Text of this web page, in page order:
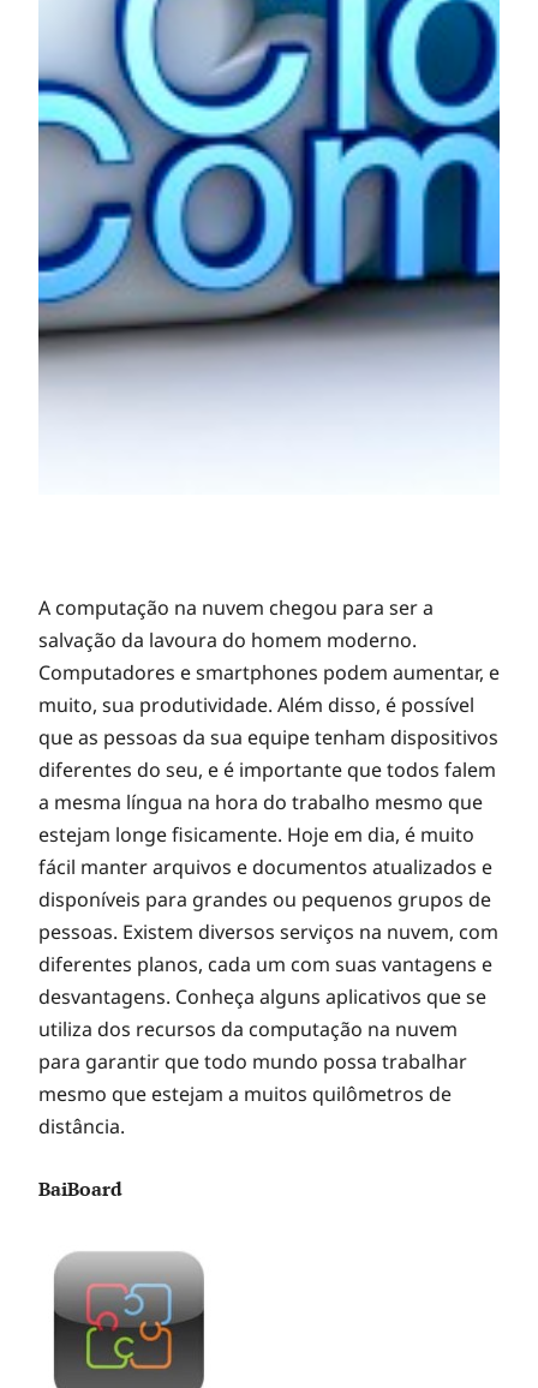
A
p
p
s
c
o
m
s
e
r
v
A computação na nuvem chegou para ser a
salvação da lavoura do homem moderno.
Computadores e smartphones podem aumentar, e
muito, sua produtividade. Além disso, é possível
que as pessoas da sua equipe tenham dispositivos
diferentes do seu, e é importante que todos falem
a mesma língua na hora do trabalho mesmo que
estejam longe fisicamente. Hoje em dia, é muito
fácil manter arquivos e documentos atualizados e
disponíveis para grandes ou pequenos grupos de
pessoas. Existem diversos serviços na nuvem, com
diferentes planos, cada um com suas vantagens e
desvantagens. Conheça alguns aplicativos que se
utiliza dos recursos da computação na nuvem
para garantir que todo mundo possa trabalhar
mesmo que estejam a muitos quilômetros de
distância.
BaiBoard